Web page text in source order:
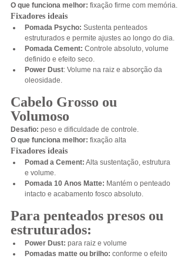
O que funciona melhor: fixação firme com memória.
Fixadores ideais
Pomada Psycho: Sustenta penteados
estruturados e permite ajustes ao longo do dia.
Pomada Cement: Controle absoluto, volume
definido e efeito seco.
Power Dust: Volume na raiz e absorção da
oleosidade.
Cabelo Grosso ou
Volumoso
Desafio: peso e dificuldade de controle.
O que funciona melhor: fixação alta
Fixadores ideais
Pomad a Cement: Alta sustentação, estrutura
e volume.
Pomada 10 Anos Matte: Mantém o penteado
intacto e acabamento fosco absoluto.
Para penteados presos ou
estruturados:
Power Dust: para raiz e volume
Pomadas matte ou brilho: conforme o efeito